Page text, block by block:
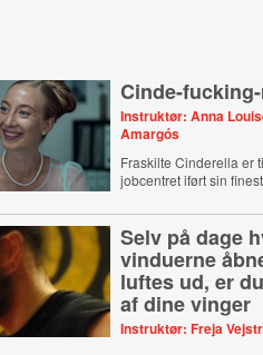
Cinde-
Instruktør: Anna
Amargós
Fraskilte Cinderella er
jobcentret iført sin
Selv på dage
vinduerne
luftes ud, er
af dine vinger
Instruktør: Freja